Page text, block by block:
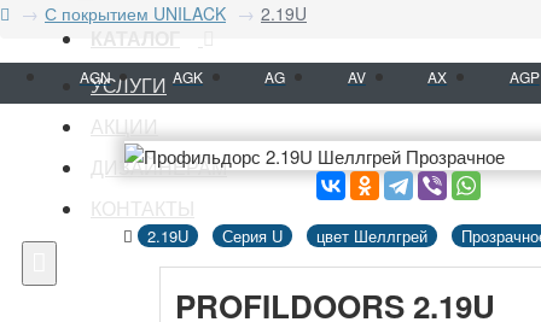
КАТАЛОГ
УСЛУГИ
АКЦИИ
ДИЗАЙНЕРАМ
КОНТАКТЫ
С покрытием UNILACK 2.19U
AGN AGK AG AV AX AGP
2.19U Серия U цвет Шеллгрей
PROFILDOORS 2.19U